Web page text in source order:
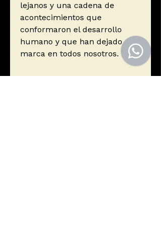
lejanos y una cadena de
acontecimientos que
conformaron el desarrollo
humano y que han dejado una
marca en todos nosotros.